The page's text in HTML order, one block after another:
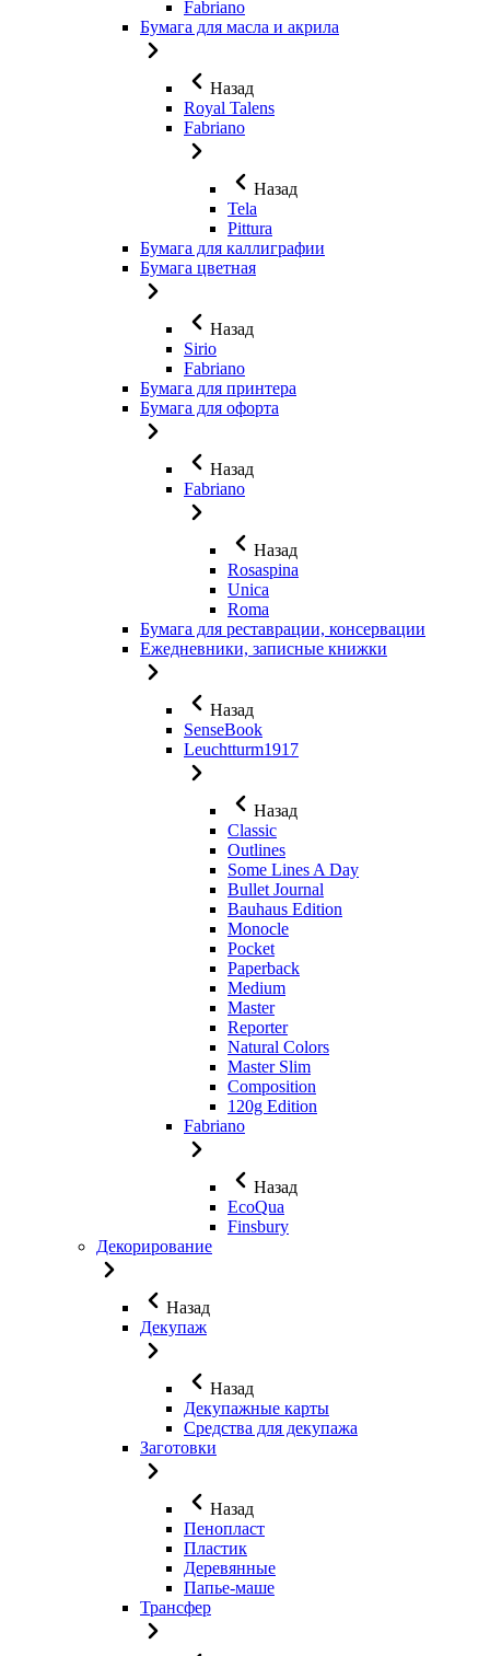
Fabriano
Бумага для масла и акрила
Назад
Royal Talens
Fabriano
Назад
Tela
Pittura
Бумага для каллиграфии
Бумага цветная
Назад
Sirio
Fabriano
Бумага для принтера
Бумага для офорта
Назад
Fabriano
Назад
Rosaspina
Unica
Roma
Бумага для реставрации, консервации
Ежедневники, записные книжки
Назад
SenseBook
Leuchtturm1917
Назад
Classic
Outlines
Some Lines A Day
Bullet Journal
Bauhaus Edition
Monocle
Pocket
Paperback
Medium
Master
Reporter
Natural Colors
Master Slim
Composition
120g Edition
Fabriano
Назад
EcoQua
Finsbury
Декорирование
Назад
Декупаж
Назад
Декупажные карты
Средства для декупажа
Заготовки
Назад
Пенопласт
Пластик
Деревянные
Папье-маше
Трансфер